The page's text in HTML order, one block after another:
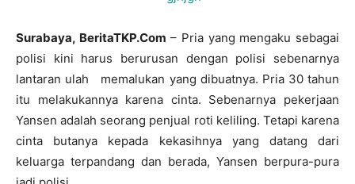
Surabaya, BeritaTKP.Com – Pria yang mengaku sebagai
polisi kini harus berurusan dengan polisi sebenarnya
lantaran ulah memalukan yang dibuatnya. Pria 30 tahun
itu melakukannya karena cinta. Sebenarnya pekerjaan
Yansen adalah seorang penjual roti keliling. Tetapi karena
cinta butanya kepada kekasihnya yang datang dari
keluarga terpandang dan berada, Yansen berpura-pura